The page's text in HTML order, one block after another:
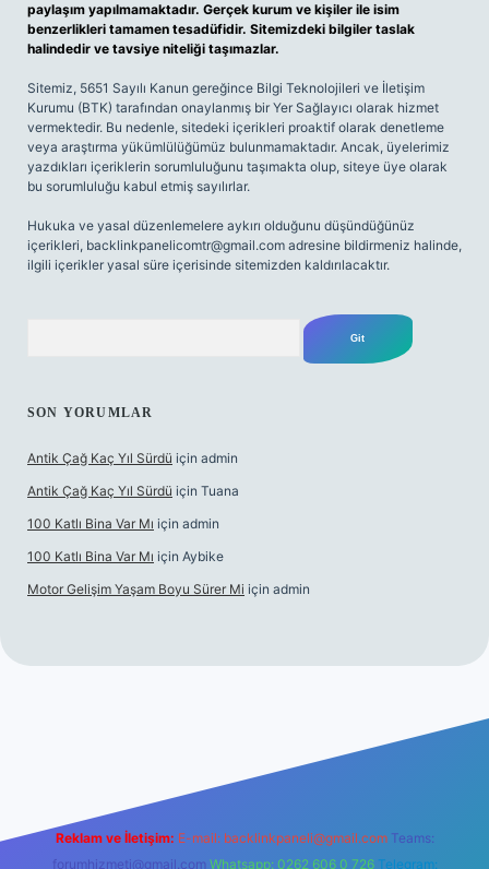
paylaşım yapılmamaktadır. Gerçek kurum ve kişiler ile isim
benzerlikleri tamamen tesadüfidir. Sitemizdeki bilgiler taslak
halindedir ve tavsiye niteliği taşımazlar.
Sitemiz, 5651 Sayılı Kanun gereğince Bilgi Teknolojileri ve İletişim
Kurumu (BTK) tarafından onaylanmış bir Yer Sağlayıcı olarak hizmet
vermektedir. Bu nedenle, sitedeki içerikleri proaktif olarak denetleme
veya araştırma yükümlülüğümüz bulunmamaktadır. Ancak, üyelerimiz
yazdıkları içeriklerin sorumluluğunu taşımakta olup, siteye üye olarak
bu sorumluluğu kabul etmiş sayılırlar.
Hukuka ve yasal düzenlemelere aykırı olduğunu düşündüğünüz
içerikleri, backlinkpanelicomtr@gmail.com adresine bildirmeniz halinde,
ilgili içerikler yasal süre içerisinde sitemizden kaldırılacaktır.
SON YORUMLAR
Antik Çağ Kaç Yıl Sürdü için admin
Antik Çağ Kaç Yıl Sürdü için Tuana
100 Katlı Bina Var Mı için admin
100 Katlı Bina Var Mı için Aybike
Motor Gelişim Yaşam Boyu Sürer Mi için admin
Reklam ve İletişim: E-mail: backlinkpaneli@gmail.com Teams:
forumhizmeti@gmail.com Whatsapp: 0262 606 0 726 Telegram: